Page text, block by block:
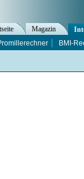
Magazin
BMI-